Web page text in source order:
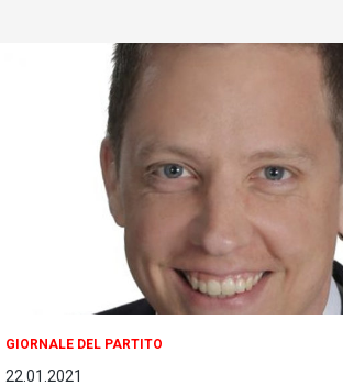
GIORNALE DEL PARTITO
22.01.2021